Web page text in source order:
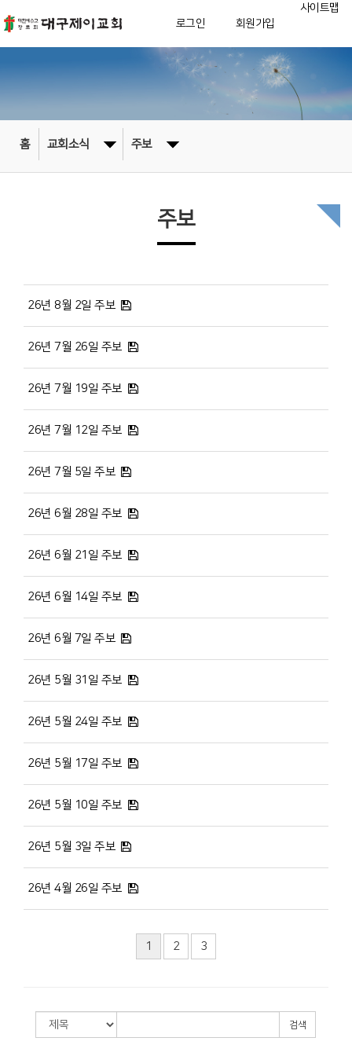
로그인 회원가입
사이트맵
홈 교회소식 주보
주보
26년 8월 2일 주보
26년 7월 26일 주보
26년 7월 19일 주보
26년 7월 12일 주보
26년 7월 5일 주보
26년 6월 28일 주보
26년 6월 21일 주보
26년 6월 14일 주보
26년 6월 7일 주보
26년 5월 31일 주보
26년 5월 24일 주보
26년 5월 17일 주보
26년 5월 10일 주보
26년 5월 3일 주보
26년 4월 26일 주보
1 2 3
검색